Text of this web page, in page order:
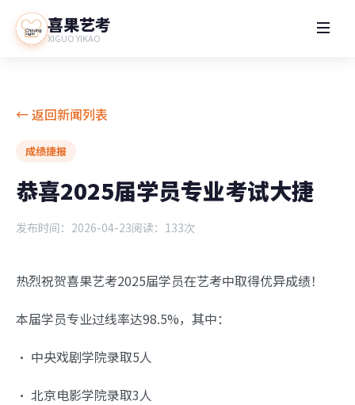
喜果艺考
XIGUO YIKAO
← 返回新闻列表
成绩捷报
恭喜2025届学员专业考试大捷
发布时间：2026-04-23阅读：133次
热烈祝贺喜果艺考2025届学员在艺考中取得优异成绩！
本届学员专业过线率达98.5%，其中：
• 中央戏剧学院录取5人
• 北京电影学院录取3人